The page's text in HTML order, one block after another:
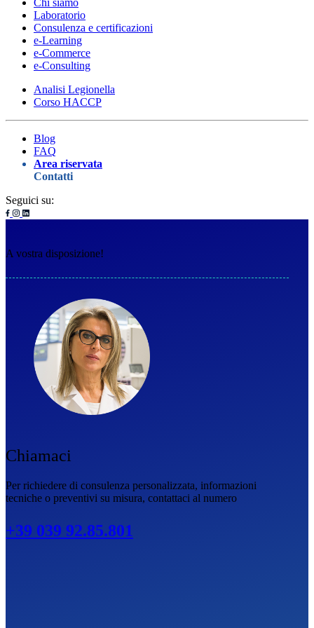
Laboratorio
Consulenza e certificazioni
e-Learning
e-Commerce
e-Consulting
Analisi Legionella
Corso HACCP
Blog
FAQ
Area riservata
Contatti
Seguici su:
A vostra disposizione!
Chiamaci
Per richiedere di consulenza personalizzata, informazioni
tecniche o preventivi su misura, contattaci al numero
+39 039 92.85.801